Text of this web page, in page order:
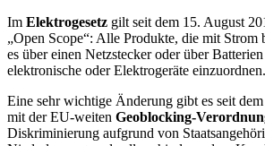
Im Elektrogesetz gilt seit dem 15. August
„Open Scope“: Alle Produkte, die mit Strom
es über einen Netzstecker oder über
elektronische oder Elektrogeräte einzuordnen.
Eine sehr wichtige Änderung gibt es seit
mit der EU-weiten Geoblocking-
Diskriminierung aufgrund von